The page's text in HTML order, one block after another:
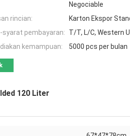
Negociable
rincian:
Karton Ekspor
syarat pembayaran:
T/T, L/C, Western
kemampuan:
5000 pcs per bulan
120 Liter